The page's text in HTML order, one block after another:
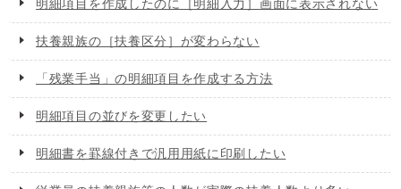
明細項目を作成したのに［明細入力］画面に表示されない
扶養親族の［扶養区分］が変わらない
「残業手当」の明細項目を作成する方法
明細項目の並びを変更したい
明細書を罫線付きで汎用用紙に印刷したい